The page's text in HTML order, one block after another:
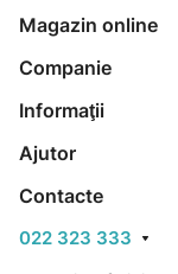
Magazin online
Companie
Informaţii
Ajutor
Contacte
022 323 333